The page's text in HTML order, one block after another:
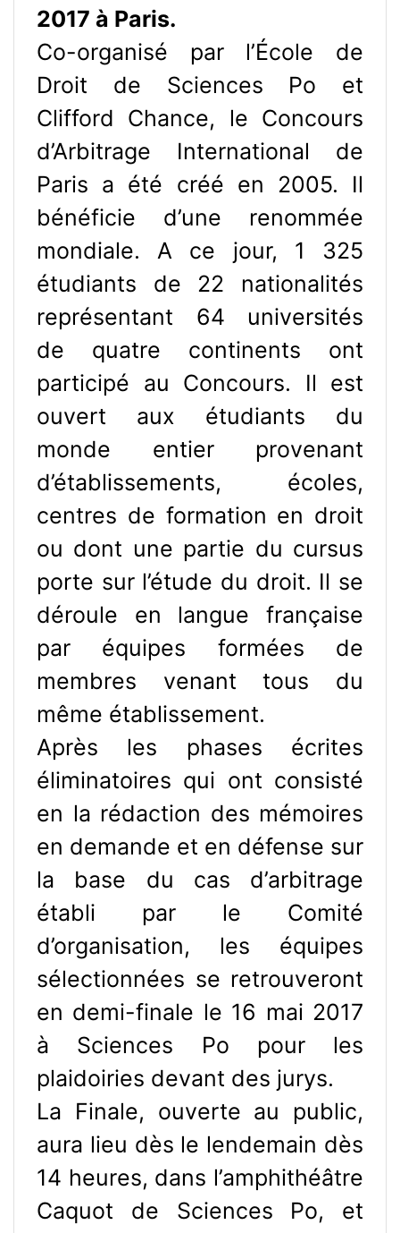
2017 à Paris.
Co-organisé par l’École de
Droit de Sciences Po et
Clifford Chance, le Concours
d’Arbitrage International de
Paris a été créé en 2005. Il
bénéficie d’une renommée
mondiale. A ce jour, 1 325
étudiants de 22 nationalités
représentant 64 universités
de quatre continents ont
participé au Concours. Il est
ouvert aux étudiants du
monde entier provenant
d’établissements, écoles,
centres de formation en droit
ou dont une partie du cursus
porte sur l’étude du droit. Il se
déroule en langue française
par équipes formées de
membres venant tous du
même établissement.
Après les phases écrites
éliminatoires qui ont consisté
en la rédaction des mémoires
en demande et en défense sur
la base du cas d’arbitrage
établi par le Comité
d’organisation, les équipes
sélectionnées se retrouveront
en demi-finale le 16 mai 2017
à Sciences Po pour les
plaidoiries devant des jurys.
La Finale, ouverte au public,
aura lieu dès le lendemain dès
14 heures, dans l’amphithéâtre
Caquot de Sciences Po, et